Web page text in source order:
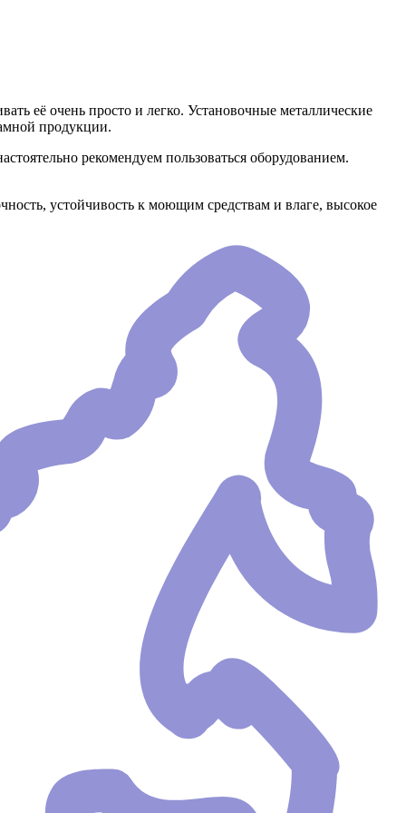
её очень просто и легко. Установочные металлические
продукции.
рекомендуем пользоваться оборудованием.
устойчивость к моющим средствам и влаге, высокое